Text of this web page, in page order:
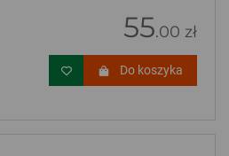
55.00 zł
Do koszyka